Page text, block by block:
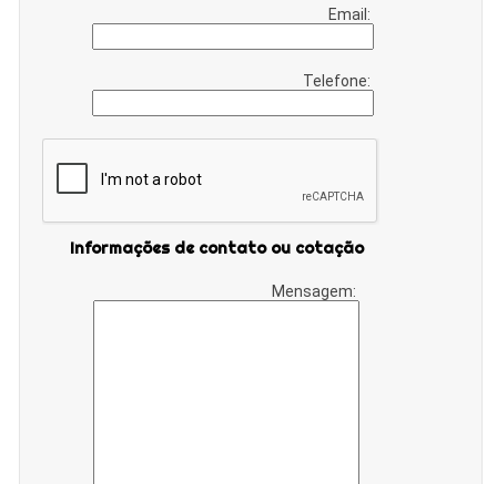
Email:
Telefone:
Informações de contato ou cotação
Mensagem: